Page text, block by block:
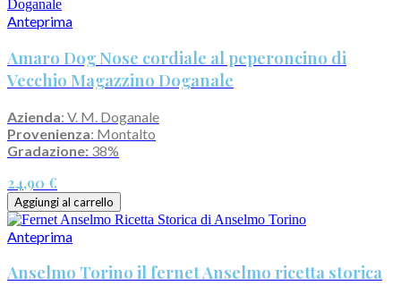
Anteprima
Amaro Dog Nose cordiale al peperoncino di
Vecchio Magazzino Doganale
Azienda: V. M. Doganale
Provenienza: Montalto
Gradazione: 38%
24,90 €
Aggiungi al carrello
Anteprima
Anselmo Torino il fernet Anselmo ricetta storica